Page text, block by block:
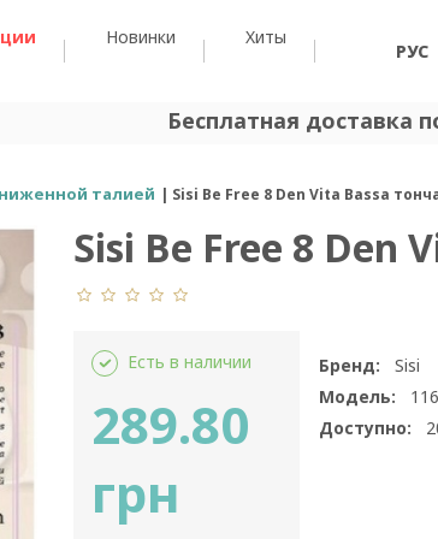
Новинки Хиты
РУС
Бесплатная доставка
талией Sisi Be Free 8 Den Vita Bassa
Sisi Be Free 8 Den
Есть в наличии
289.80
грн
Бренд:
Sisi
Модель:
Доступно: